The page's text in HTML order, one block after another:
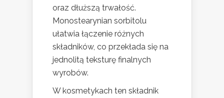
oraz dłuższą trwałość.
Monostearynian sorbitolu
ułatwia łączenie różnych
składników, co przekłada się na
jednolitą teksturę finalnych
wyrobów.
W kosmetykach ten składnik